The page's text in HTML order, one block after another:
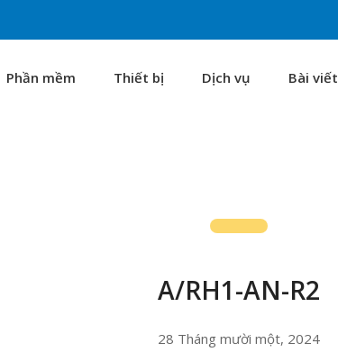
Phần mềm Thiết bị Dịch vụ Bài viết
A/RH1-AN-R2
28 Tháng mười một, 2024